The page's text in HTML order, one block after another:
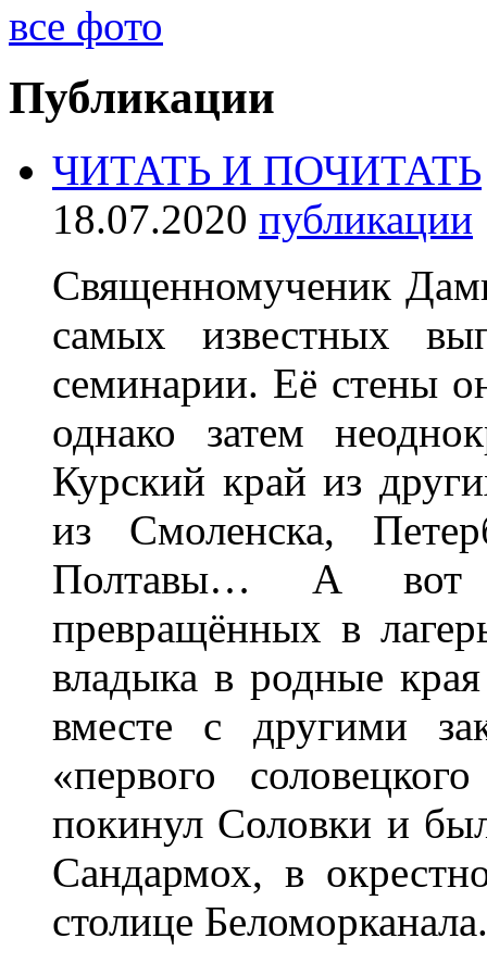
все фото
Публикации
ЧИТАТЬ И ПОЧИТАТЬ
18.07.2020 публикации
Священномученик
самых известных
семинарии. Её стены
однако затем
Курский край из
из Смоленска,
Полтавы… А вот
превращённых в
владыка в родные
вместе с другими
«первого
покинул Соловки и
Сандармох, в
столице